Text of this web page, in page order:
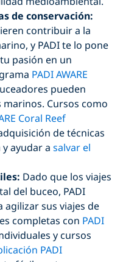
de conservación:
contribuir a la
y PADI te lo pone
pasión en un
PADI AWARE
pueden
Cursos como
Coral Reef
de técnicas
ayudar a salvar el
Dado que los viajes
del buceo, PADI
sus viajes de
completas con PADI
y cursos
PADI